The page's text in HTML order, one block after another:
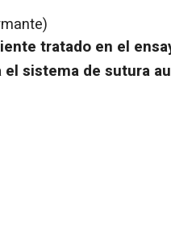
tratado en el
sistema de sutura